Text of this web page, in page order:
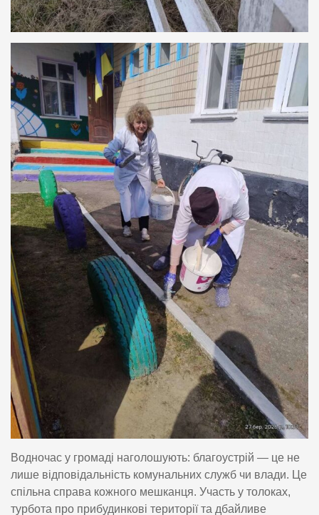
Водночас у громаді наголошують: благоустрій — це не
лише відповідальність комунальних служб чи влади. Це
спільна справа кожного мешканця. Участь у толоках,
турбота про прибудинкові території та дбайливе